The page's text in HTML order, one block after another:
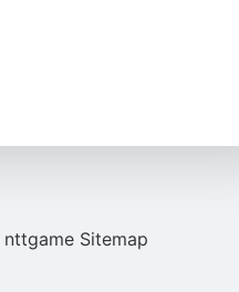
nttgame Sitemap